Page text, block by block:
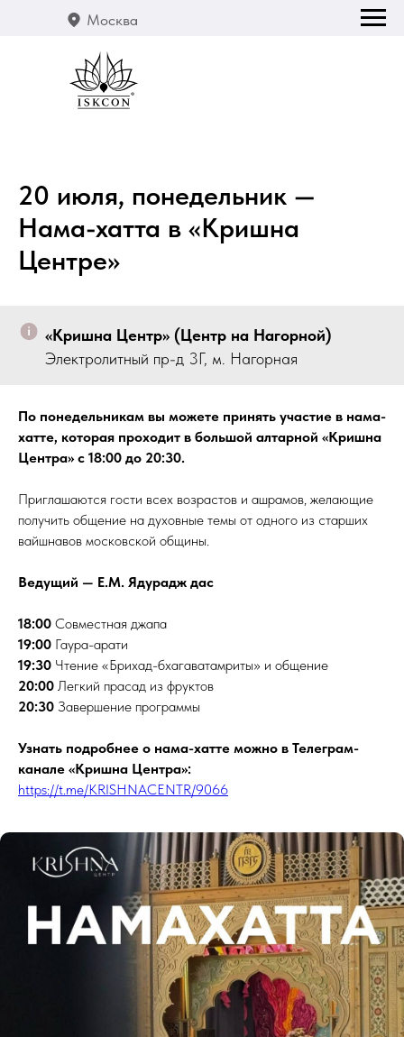
Москва
20 июля, понедельник —
Нама-хатта в «Кришна
Центре»
«Кришна Центр» (Центр на Нагорной)
Электролитный пр-д 3Г, м. Нагорная
По понедельникам вы можете принять участие в нама-
хатте, которая проходит в большой алтарной «Кришна
Центра» с 18:00 до 20:30.
Приглашаются гости всех возрастов и ашрамов, желающие
получить общение на духовные темы от одного из старших
вайшнавов московской общины.
Ведущий — Е.М. Ядурадж дас
18:00 Совместная джапа
19:00 Гаура-арати
19:30 Чтение «Брихад-бхагаватамриты» и общение
20:00 Легкий прасад из фруктов
20:30 Завершение программы
Узнать подробнее о нама-хатте можно в Телеграм-
канале «Кришна Центра»:
https://t.me/KRISHNACENTR/9066